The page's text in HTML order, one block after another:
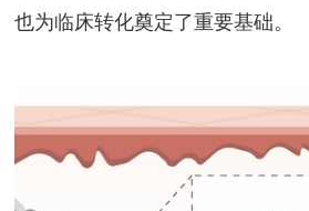
也为临床转化奠定了重要基础。